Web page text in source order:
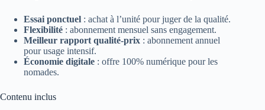
Essai ponctuel : achat à l’unité pour juger de la qualité.
Flexibilité : abonnement mensuel sans engagement.
Meilleur rapport qualité-prix : abonnement annuel
pour usage intensif.
Économie digitale : offre 100% numérique pour les
nomades.
Contenu inclus